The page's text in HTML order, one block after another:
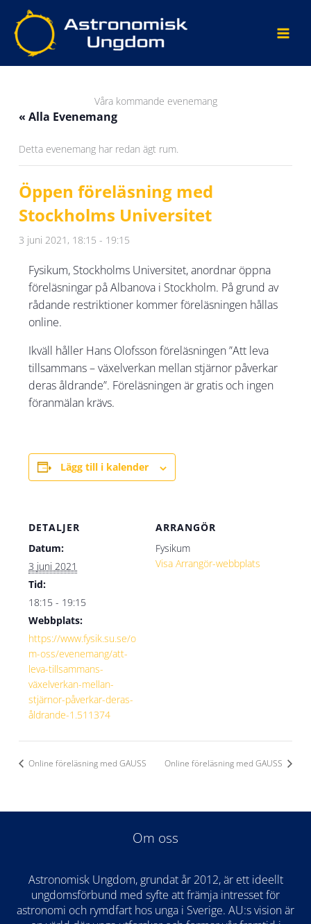
innehåll
Våra kommande evenemang
« Alla Evenemang
Detta evenemang har redan ägt rum.
Öppen föreläsning med
Stockholms Universitet
3 juni 2021, 18:15 - 19:15
Fysikum, Stockholms Universitet, anordnar öppna
föreläsningar på Albanova i Stockholm. På grund av
rådande restriktioner kommer föreläsningen hållas
online.
Ikväll håller Hans Olofsson föreläsningen ”Att leva
tillsammans – växelverkan mellan stjärnor påverkar
deras åldrande”. Föreläsningen är gratis och ingen
föranmälan krävs.
Lägg till i kalender
DETALJER
Datum:
3 juni 2021
Tid:
18:15 - 19:15
Webbplats:
https://www.fysik.su.se/o
m-oss/evenemang/att-
leva-tillsammans-
växelverkan-mellan-
stjärnor-påverkar-deras-
åldrande-1.511374
ARRANGÖR
Fysikum
Visa Arrangör-webbplats
Online föreläsning med GAUSS Online föreläsning med GAUSS
Om oss
Astronomisk Ungdom, grundat år 2012, är ett ideellt
ungdomsförbund med syfte att främja intresset för
astronomi och rymdfart hos unga i Sverige. AU:s vision är